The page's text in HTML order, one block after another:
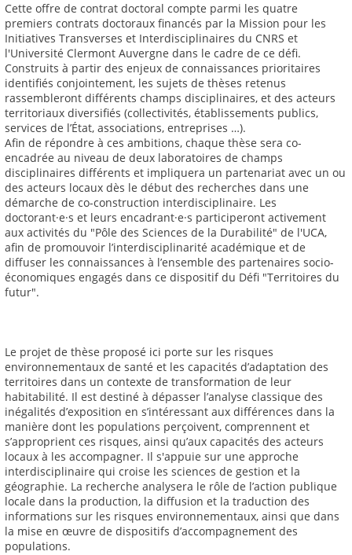
Cette offre de contrat doctoral compte parmi les quatre
premiers contrats doctoraux financés par la Mission pour les
Initiatives Transverses et Interdisciplinaires du CNRS et
l'Université Clermont Auvergne dans le cadre de ce défi.
Construits à partir des enjeux de connaissances prioritaires
identifiés conjointement, les sujets de thèses retenus
rassembleront différents champs disciplinaires, et des acteurs
territoriaux diversifiés (collectivités, établissements publics,
services de l’État, associations, entreprises …).
Afin de répondre à ces ambitions, chaque thèse sera co-
encadrée au niveau de deux laboratoires de champs
disciplinaires différents et impliquera un partenariat avec un ou
des acteurs locaux dès le début des recherches dans une
démarche de co-construction interdisciplinaire. Les
doctorant·e·s et leurs encadrant·e·s participeront activement
aux activités du "Pôle des Sciences de la Durabilité" de l'UCA,
afin de promouvoir l’interdisciplinarité académique et de
diffuser les connaissances à l’ensemble des partenaires socio-
économiques engagés dans ce dispositif du Défi "Territoires du
futur".
Le projet de thèse proposé ici porte sur les risques
environnementaux de santé et les capacités d’adaptation des
territoires dans un contexte de transformation de leur
habitabilité. Il est destiné à dépasser l’analyse classique des
inégalités d’exposition en s’intéressant aux différences dans la
manière dont les populations perçoivent, comprennent et
s’approprient ces risques, ainsi qu’aux capacités des acteurs
locaux à les accompagner. Il s'appuie sur une approche
interdisciplinaire qui croise les sciences de gestion et la
géographie. La recherche analysera le rôle de l’action publique
locale dans la production, la diffusion et la traduction des
informations sur les risques environnementaux, ainsi que dans
la mise en œuvre de dispositifs d’accompagnement des
populations.